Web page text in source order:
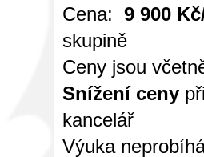
Cena: 9 900
skupině
Ceny jsou
Snížení ceny
kancelář
Výuka